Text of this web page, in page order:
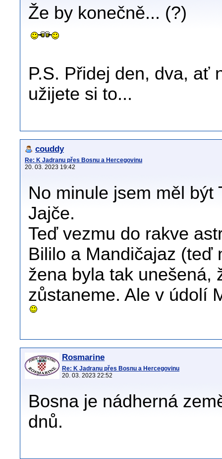
Že by konečně... (?)
P.S. Přidej den, dva, ať
užijete si to...
couddy
Re: K Jadranu přes Bosnu a Hercegovinu
20. 03. 2023 19:42
No minule jsem měl
Jajče.
Teď vezmu do rakve
Bililo a Mandičajaz (teď
žena byla tak unešená,
zůstaneme. Ale v údolí
Rosmarine
Re: K Jadranu přes Bosnu a Hercegovinu
20. 03. 2023 22:52
Bosna je nádherná
dnů.